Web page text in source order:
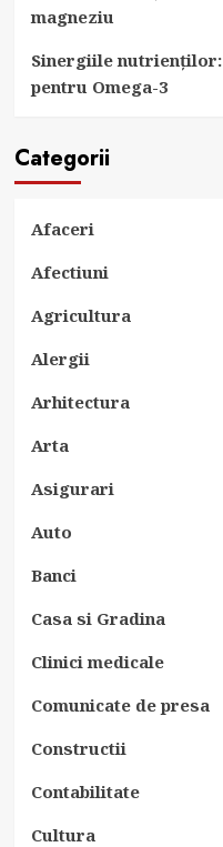
magneziu
Sinergiile nutrienților:
pentru Omega-3
Categorii
Afaceri
Afectiuni
Agricultura
Alergii
Arhitectura
Arta
Asigurari
Auto
Banci
Casa si Gradina
Clinici medicale
Comunicate de presa
Constructii
Contabilitate
Cultura